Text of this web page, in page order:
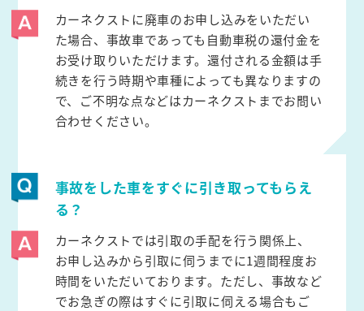
カーネクストに廃車のお申し込みをいただい
た場合、事故車であっても自動車税の還付金を
お受け取りいただけます。還付される金額は手
続きを行う時期や車種によっても異なりますの
で、ご不明な点などはカーネクストまでお問い
合わせください。
事故をした車をすぐに引き取ってもらえ
る？
カーネクストでは引取の手配を行う関係上、
お申し込みから引取に伺うまでに1週間程度お
時間をいただいております。ただし、事故など
でお急ぎの際はすぐに引取に伺える場合もご